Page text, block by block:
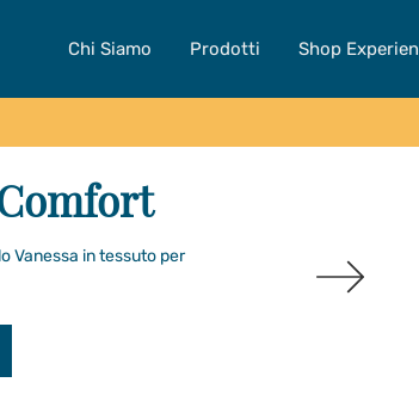
Chi Siamo Prodotti Shop
Vanessa in tessuto per